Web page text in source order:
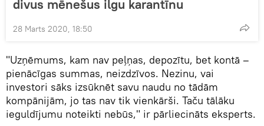
divus mēnešus ilgu karantīnu
28 Marts 2020, 18:50
"Uzņēmums, kam nav peļņas, depozītu, bet kontā –
pienācīgas summas, neizdzīvos. Nezinu, vai
investori sāks izsūknēt savu naudu no tādām
kompānijām, jo tas nav tik vienkārši. Taču tālāku
ieguldījumu noteikti nebūs," ir pārliecināts eksperts.